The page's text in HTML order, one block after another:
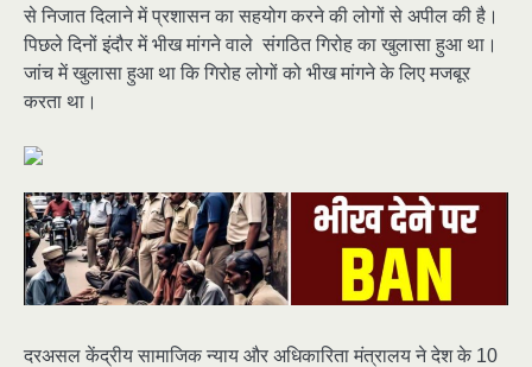
से निजात दिलाने में प्रशासन का सहयोग करने की लोगों से अपील की है।
पिछले दिनों इंदौर में भीख मांगने वाले संगठित गिरोह का खुलासा हुआ था।
जांच में खुलासा हुआ था कि गिरोह लोगों को भीख मांगने के लिए मजबूर
करता था।
दरअसल केंद्रीय सामाजिक न्याय और अधिकारिता मंत्रालय ने देश के 10